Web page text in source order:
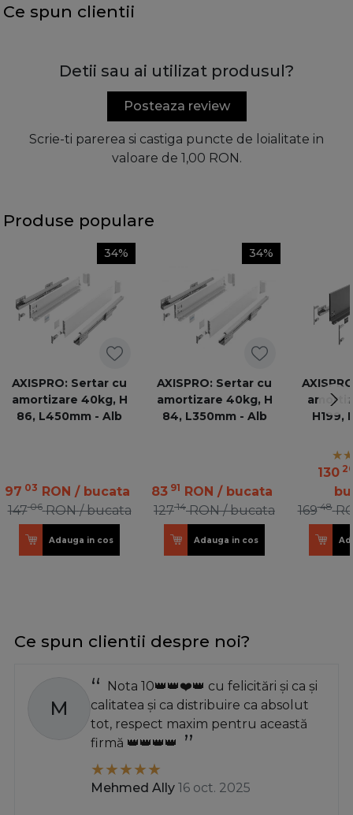
Ce spun clientii
Detii sau ai utilizat produsul?
Posteaza review
Scrie-ti parerea si castiga puncte de loialitate in
valoare de 1,00 RON.
Produse populare
34%
AXISPRO: Sertar cu
amortizare 40kg, H
86, L450mm - Alb
97 03 RON / bucata
14706 RON / bucata
Adauga in cos
34%
AXISPRO: Sertar cu
amortizare 40kg, H
84, L350mm - Alb
83 91 RON / bucata
12714 RON / bucata
Adauga in cos
H199,
130
16948
Ce spun clientii despre noi?
M
Nota 10👑👑❤️👑 cu felicitări și ca și
calitatea și ca distribuire ca absolut
tot, respect maxim pentru această
firmă 👑👑👑👑
Mehmed Ally 16 oct. 2025